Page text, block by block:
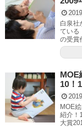
白泉社
ている
の受賞
MOE
10！
MOE
紹介！
大賞